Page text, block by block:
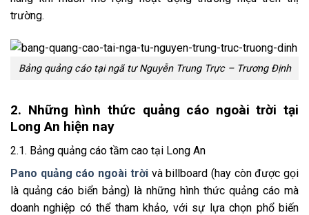
trường.
Bảng quảng cáo tại ngã tư Nguyễn Trung Trực – Trương Định
2. Những hình thức quảng cáo ngoài trời tại
Long An hiện nay
2.1. Bảng quảng cáo tầm cao tại Long An
Pano quảng cáo ngoài trờivà billboard (hay còn được gọi
là quảng cáo biển bảng) là những hình thức quảng cáo mà
doanh nghiệp có thể tham khảo, với sự lựa chọn phổ biến